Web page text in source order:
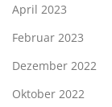
April 2023
Februar 2023
Dezember 2022
Oktober 2022